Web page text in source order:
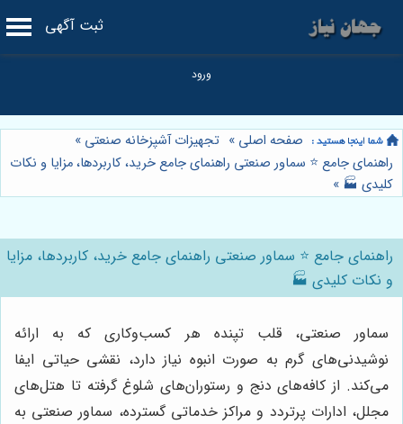
ثبت آگهی
صفحه اصلی » تجهیزات آشپزخانه صنعتی »
راهنمای جامع ⭐️ سماور صنعتی راهنمای جامع خرید، کاربردها، مزایا و نکات
کلیدی 🏭 »
راهنمای جامع ⭐️ سماور صنعتی راهنمای جامع خرید، کاربردها، مزایا
و نکات کلیدی 🏭
سماور صنعتی، قلب تپنده هر کسب‌وکاری که به ارائه
نوشیدنی‌های گرم به صورت انبوه نیاز دارد، نقشی حیاتی ایفا
می‌کند. از کافه‌های دنج و رستوران‌های شلوغ گرفته تا هتل‌های
مجلل، ادارات پرتردد و مراکز خدماتی گسترده، سماور صنعتی به